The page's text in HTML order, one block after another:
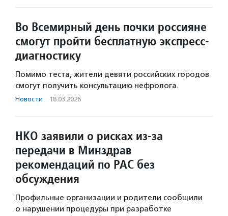
Во Всемирный день почки россияне
смогут пройти бесплатную экспресс-
диагностику
Помимо теста, жители девяти российских городов
смогут получить консультацию нефролога.
Новости · 18.03.2026
НКО заявили о рисках из-за
передачи в Минздрав
рекомендаций по РАС без
обсуждения
Профильные организации и родители сообщили
о нарушении процедуры при разработке